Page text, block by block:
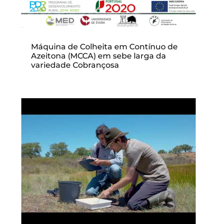
Máquina de Colheita em Contínuo de
Azeitona (MCCA) em sebe larga da
variedade Cobrançosa